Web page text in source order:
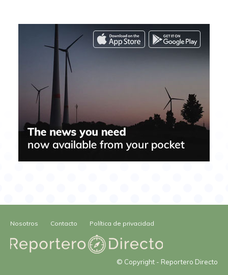
Nosotros Contacto Política de privacidad
© Copyright - Reportero Directo